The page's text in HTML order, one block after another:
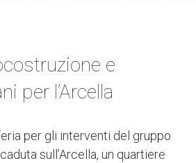
e
per l’Arcella
per gli interventi del gruppo
sull’Arcella, un quartiere